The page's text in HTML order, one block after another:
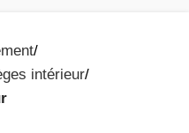
intérieur